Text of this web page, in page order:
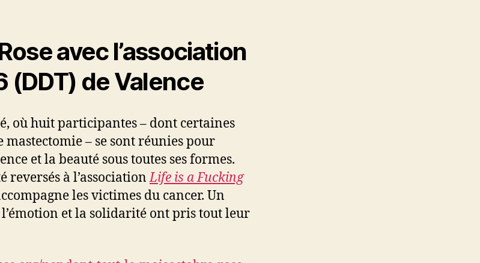
avec l’association
(DDT) de Valence
où huit participantes – dont certaines
mastectomie – se sont réunies pour
et la beauté sous toutes ses formes.
reversés à l’associationLife is a Fucking
les victimes du cancer. Un
et la solidarité ont pris tout leur